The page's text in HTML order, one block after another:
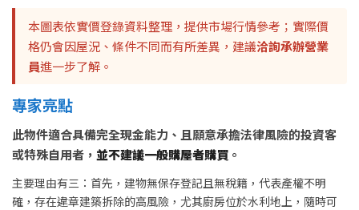
本圖表依實價登錄資料整理，提供市場行情參考；實際價
格仍會因屋況、條件不同而有所差異，建議洽詢承辦營業
員進一步了解。
專家亮點
此物件適合具備完全現金能力、且願意承擔法律風險的投資客
或特殊自用者， 並不建議一般購屋者購買 。
主要理由有三：首先，建物無保存登記且無稅籍，代表產權不明
確，存在違章建築拆除的高風險，尤其廚房位於水利地上，隨時可